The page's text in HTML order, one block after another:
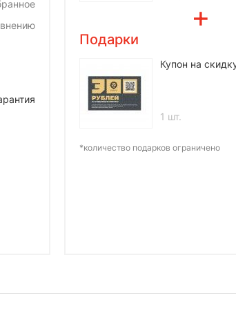
Подарки
Купон на
1 шт.
*количество подарков ограничено